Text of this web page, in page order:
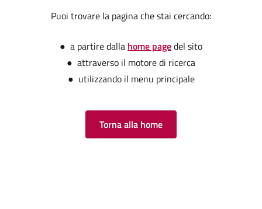
Puoi trovare la pagina che stai cercando:
● a partire dalla home pagedel sito
● attraverso il motore di ricerca
● utilizzando il menu principale
Torna alla home